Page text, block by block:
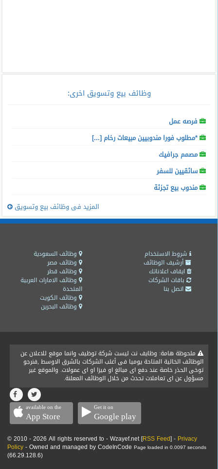
وظائف بيع وتسويق اخرى:
فرصه عمل
*مطلوب فورا مندوبيين مبيعات رخام [...]
مصمم جرافيك
سائقيين للسفر
مندوب بيع تجزئة
المزيد فى وظائف بيع وتسويق
وظائف السعودية
وظائف مصر
وظائف قطر
وظائف الامارات العربية
المتحدة
وظائف الكويت
وظائف البحرين
شروط الاستخدام
أرشيف الوظائف
ايقاف اعلاناتك
باقات الشركات
اتصل بنا
ملحوظة هامة: وظايف نت ليست شركة توظيف وانما موقع للاعلان عن
الوظائف الخالية المتاحة يوميا فى أغلب الشركات بالشرق الاوسط ,فنرجو
توخى الحذر خاصة عند دفع اى مبالغ او فيزا او اى عمولات. والموقع غير
مسؤول عن اى تعاملات تحدث من خلال الوظائف المعلنة.
available on the
App Store
Get it on
Google play
© 2010 - 2026 All rights reserved to - Wzayef.net [RSS Feed] - Privacy
Policy- Owned and managed by CodeInCode Page loaded in 0.0097 seconds
(66.29.128.6)